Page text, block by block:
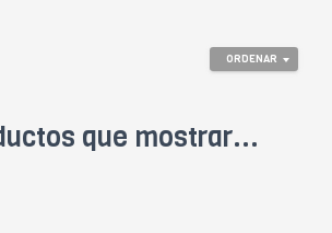
ORDENAR
que mostrar...